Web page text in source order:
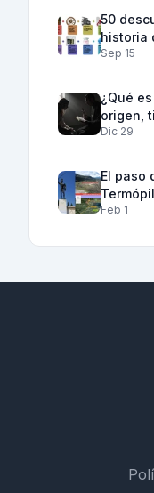
50
historia
Sep 15
¿Qué
origen,
Dic 29
El paso
Feb 1